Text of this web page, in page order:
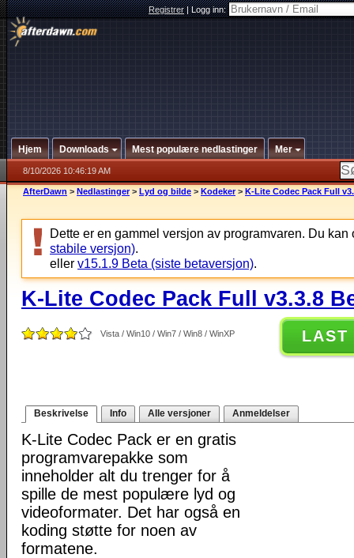
Registrer|Logg inn:
Hjem Downloads Mest populære nedlastinger Mer
8/10/2026 10:46:19 AM
AfterDawn > Nedlastinger > Lyd og bilde > Kodeker > K-Lite Codec Pack Full
Dette er en gammel versjon av programvaren. Du
stabile versjon).
eller v15.1.9 Beta (siste betaversjon).
K-Lite Codec Pack Full v3.3.8
Vista / Win10 / Win7 / Win8 / WinXP LAST
Beskrivelse Info Alle versjoner Anmeldelser
K-Lite Codec Pack er en gratis
programvarepakke som
inneholder alt du trenger for å
spille de mest populære lyd og
videoformater. Det har også en
koding støtte for noen av
formatene.